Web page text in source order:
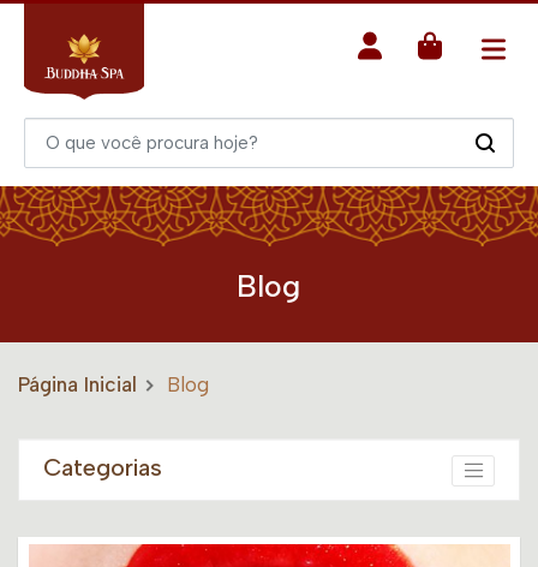
Blog
Página Inicial Blog
Categorias